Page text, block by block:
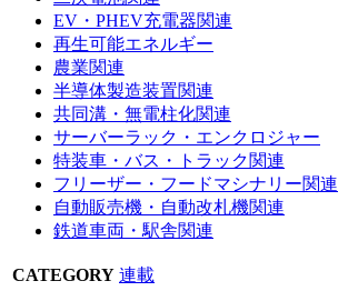
EV・PHEV充電器関連
再生可能エネルギー
農業関連
半導体製造装置関連
共同溝・無電柱化関連
サーバーラック・エンクロジャー
特装車・バス・トラック関連
フリーザー・フードマシナリー関連
自動販売機・自動改札機関連
鉄道車両・駅舎関連
CATEGORY 連載